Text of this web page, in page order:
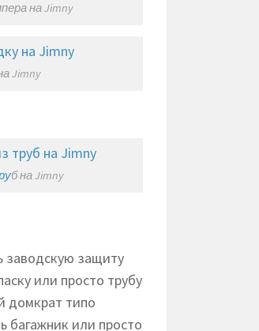
на Jimny
Jimny
б на Jimny
заводскую защиту
или просто трубу
домкрат типо
багажник или просто